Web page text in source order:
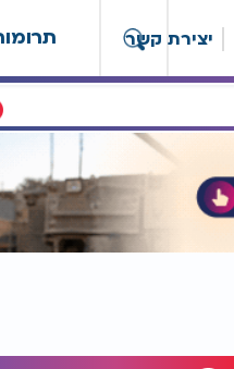
יצירת קשר